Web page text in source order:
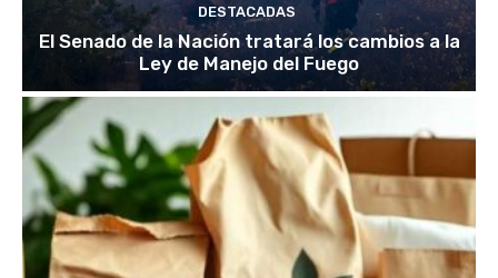
DESTACADAS
El Senado de la Nación tratará los cambios a la
Ley de Manejo del Fuego